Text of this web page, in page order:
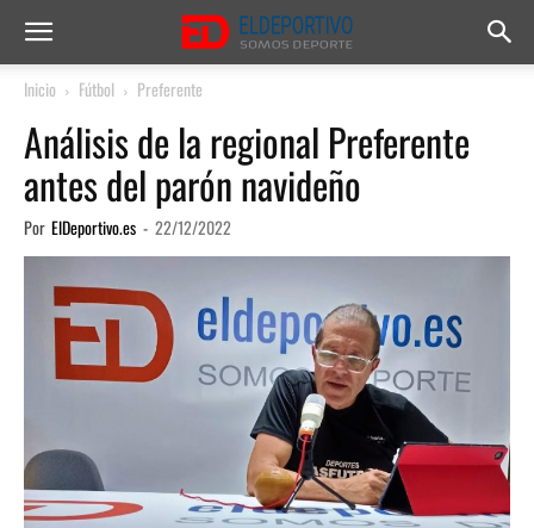
Inicio Fútbol Preferente
Análisis de la regional Preferente
antes del parón navideño
Por ElDeportivo.es - 22/12/2022